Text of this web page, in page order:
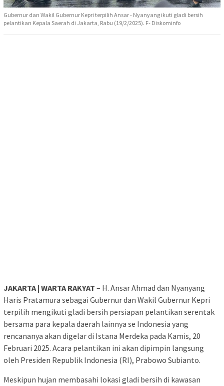
Gubernur dan Wakil Gubernur Kepri terpilih Ansar - Nyanyang ikuti gladi bersih
pelantikan Kepala Saerah di Jakarta, Rabu (19/2/2025). F- Diskominfo
JAKARTA | WARTA RAKYAT – H. Ansar Ahmad dan Nyanyang
Haris Pratamura sebagai Gubernur dan Wakil Gubernur Kepri
terpilih mengikuti gladi bersih persiapan pelantikan serentak
bersama para kepala daerah lainnya se Indonesia yang
rencananya akan digelar di Istana Merdeka pada Kamis, 20
Februari 2025. Acara pelantikan ini akan dipimpin langsung
oleh Presiden Republik Indonesia (RI), Prabowo Subianto.
Meskipun hujan membasahi lokasi gladi bersih di kawasan